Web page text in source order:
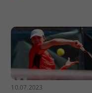
10.07.2023